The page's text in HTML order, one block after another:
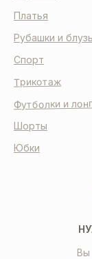
Вы
Платья
Шорты
Спорт
Рубашки и
Трикотаж
Футболки и
Юбки